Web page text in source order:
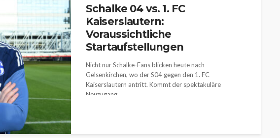
Schalke 04 vs. 1. FC
Kaiserslautern:
Voraussichtliche
Startaufstellungen
Nicht nur Schalke-Fans blicken heute nach
Gelsenkirchen, wo der S04 gegen den 1. FC
Kaiserslautern antritt. Kommt der spektakuläre
Neuzugang...